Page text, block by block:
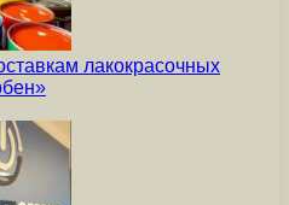
лакокрасочных